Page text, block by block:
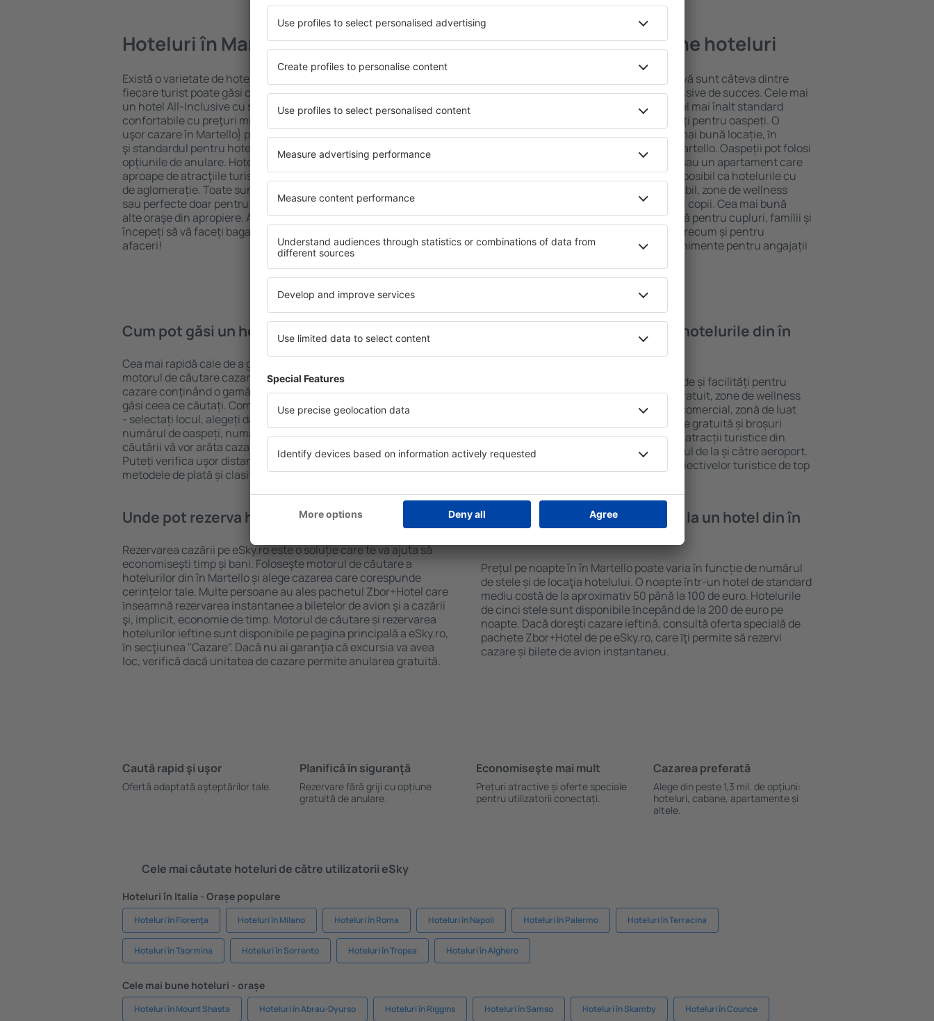
Hoteluri în Martello
Există o varietate de hoteluri disponibile în Martello, astfel încât
fiecare turist poate găsi cazare potrivită nevoilor sale. Preferați
un hotel All-Inclusive cu standarde ȋnalte sau preferați hoteluri
confortabile cu preţuri mici? Cu ajutorul nostru puteți rezerva
uşor cazare în Martello} pentru orice buget! Selectați destinația
şi standardul pentru hotel, verificați metodele de plată și
opțiunile de anulare. Hotelurile în Martello sunt situate atât
aproape de atracţiile turistice populare, cât și puțin mai departe
de aglomerație. Toate sunt disponibile pentru o vacanță lungă
sau perfecte doar pentru o noapte atunci când doriţi să vizitaţi şi
alte oraşe din apropiere. Alegeți hotelul care vi se potriveşte și
începeți să vă faceți bagajele pentru o vacanţă sau călătorie de
afaceri!
Martello – cele mai bune hoteluri
O varietate de servicii și o locație atractivă sunt câteva dintre
elementele cheie ale unui hotel All-Inclusive de succes. Cele mai
bune hoteluri din Martello garantează cel mai înalt standard
pentru servicii și o gamă largă de facilități pentru oaspeți. O
cazare cu standarde ridicate oferă cea mai bună locație, ȋn
apropiere de principalele distracţii din Martello. Oaspeții pot folosi
parcarea gratuită și pot alege o cameră sau un apartament care
să corespundă perfect nevoilor lor. Este posibil ca hotelurile cu
standarde ȋnalte să ofere un meniu variabil, zone de wellness
precum spa și fitness, și activități pentru copii. Cea mai bună
cazare în Martello este o alegere perfectă pentru cupluri, familii și
persoane aflate în călătorie de afaceri, precum și pentru
companii care doresc să organizeze evenimente pentru angajații
Cum pot găsi un hotel în Martello?
Cea mai rapidă cale de a găsi un hotel în Martello este folosind
motorul de căutare cazare eSky. Baza mare de date cu locuri de
cazare conţinând o gamă largă de opţiuni este o garanție că veți
găsi ceea ce căutați. Completați câmpurile motorului de căutare
- selectați locul, alegeți data de check-in și check-out, adăugați
numărul de oaspeți, numărul de camere şi gata! Rezultatele
căutării vă vor arăta cazarea disponibilă ȋn perioada selectată.
Puteți verifica uşor distanța de la hotel ȋn centrul orașului,
metodele de plată și clasificarea hotelului.
Ce fel de facilităţi voi găsi ȋn hotelurile din în
Hotelurile în Martello au diferite standarde și facilități pentru
oaspeți. Cele mai frecvente sunt Wi-Fi gratuit, zone de wellness
cu SPA, mini bar/seif în cameră, centru comercial, zonă de luat
masa, zonă de joacă pentru copii, parcare gratuită și broșuri
informative despre cele mai interesante atracții turistice din
zonă. Unele proprietăți includ și transferul de la și către aeroport.
Uneori, acestea încurajează vizitarea obiectivelor turistice de top
Unde pot rezerva hoteluri ȋn în Martello?
Rezervarea cazării pe eSky.ro este o soluție care te va ajuta să
economiseşti timp și bani. Foloseşte motorul de căutare a
hotelurilor din în Martello și alege cazarea care corespunde
cerințelor tale. Multe persoane au ales pachetul Zbor+Hotel care
ȋnseamnă rezervarea instantanee a biletelor de avion şi a cazării
şi, implicit, economie de timp. Motorul de căutare și rezervarea
hotelurilor ieftine sunt disponibile pe pagina principală a eSky.ro,
ȋn secţiunea "Cazare". Dacă nu ai garanţia că excursia va avea
loc, verifică dacă unitatea de cazare permite anularea gratuită.
Cât costă o noapte de cazare la un hotel din în
Prețul pe noapte în în Martello poate varia în funcție de numărul
de stele și de locaţia hotelului. O noapte într-un hotel de standard
mediu costă de la aproximativ 50 până la 100 de euro. Hotelurile
de cinci stele sunt disponibile ȋncepând de la 200 de euro pe
noapte. Dacă doreşti cazare ieftină, consultă oferta specială de
pachete Zbor+Hotel de pe eSky.ro, care ȋţi permite să rezervi
cazare și bilete de avion instantaneu.
Caută rapid şi uşor
Ofertă adaptată aşteptărilor tale.
Planifică ȋn siguranţă
Rezervare fără griji cu opțiune
gratuită de anulare.
Economiseşte mai mult
Prețuri atractive și oferte speciale
pentru utilizatorii conectați.
Cazarea preferată
Alege din peste 1,3 mil. de opţiuni:
hoteluri, cabane, apartamente și
altele.
Cele mai căutate hoteluri de către utilizatorii eSky
Hoteluri în Italia - Orașe populare
Hoteluri în Florenţa Hoteluri în Milano Hoteluri în Roma Hoteluri în Napoli Hoteluri în Palermo Hoteluri în Terracina
Hoteluri în Taormina Hoteluri în Sorrento Hoteluri în Tropea Hoteluri în Alghero
Cele mai bune hoteluri - orașe
Hoteluri în Mount Shasta Hoteluri în Abrau-Dyurso Hoteluri în Riggins Hoteluri în Samso Hoteluri în Skamby Hoteluri în Counce